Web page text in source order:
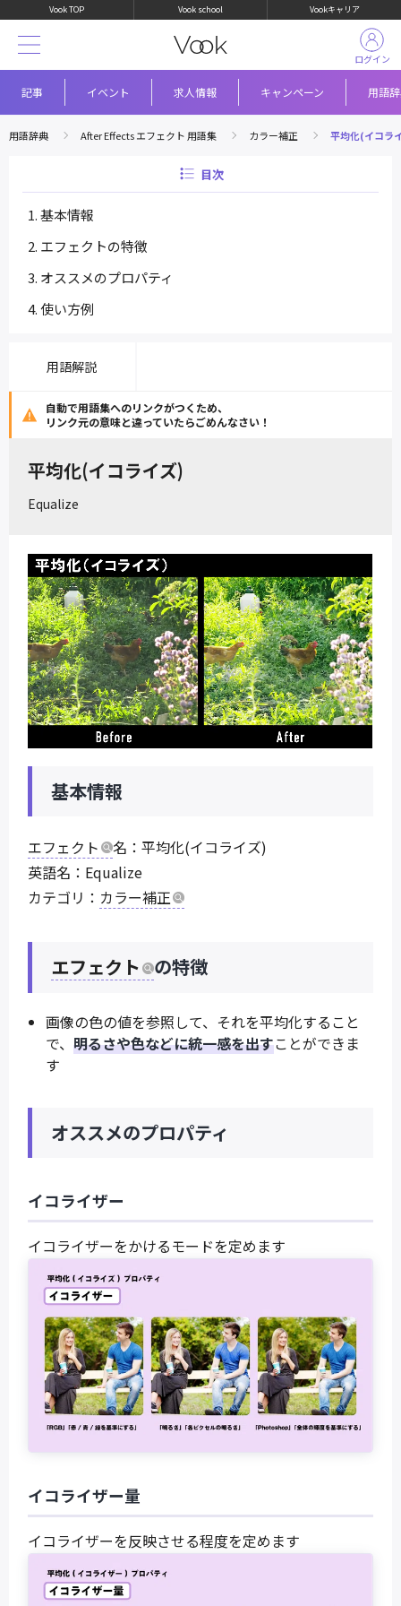
Vook TOP Vook school Vookキャリア
記事 イベント 求人情報 キャンペーン 用語
ログイン
用語辞典 After Effects エフェクト 用語集 カラー補正 平均化(イコラ
目次
基本情報
エフェクトの特徴
オススメのプロパティ
使い方例
用語解説
自動で用語集へのリンクがつくため、
リンク元の意味と違っていたらごめんなさい！
平均化(イコライズ)
Equalize
基本情報
エフェクト
名：平均化(イコライズ)
英語名：Equalize
カテゴリ： カラー補正
エフェクト の特徴
画像の色の値を参照して、それを平均化すること
で、明るさや色などに統一感を出すことができま
す
オススメのプロパティ
イコライザー
イコライザーをかけるモードを定めます
イコライザー量
イコライザーを反映させる程度を定めます